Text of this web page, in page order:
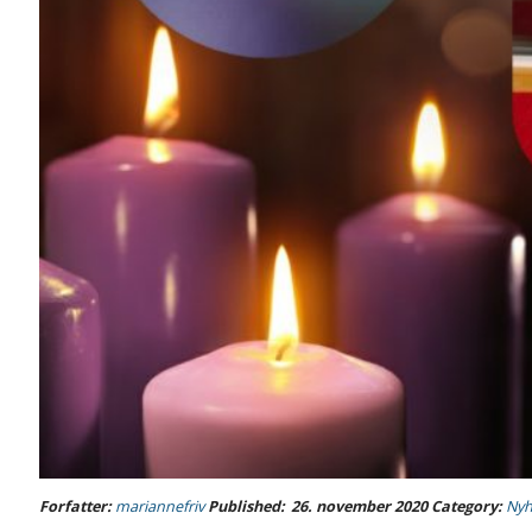
Forfatter:mariannefrivPublished: 26. november 2020 Category: